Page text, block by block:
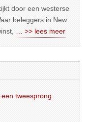
door een westerse
beleggers in New
… >> lees meer
op een tweesprong